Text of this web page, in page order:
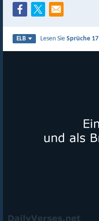
ELB Lesen SieSprüche 17